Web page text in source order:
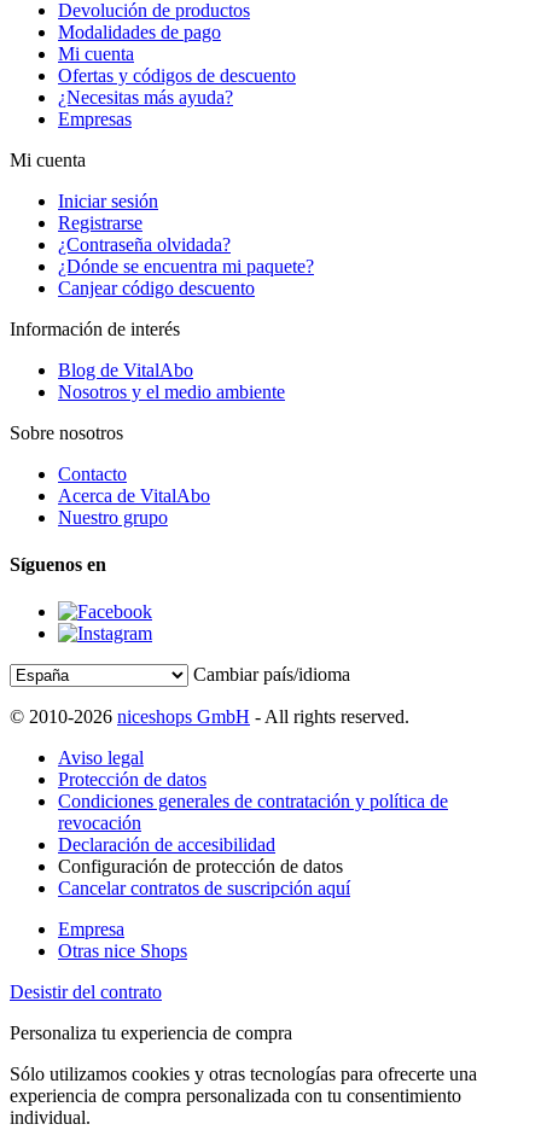
Devolución de productos
Modalidades de pago
Mi cuenta
Ofertas y códigos de descuento
¿Necesitas más ayuda?
Empresas
Mi cuenta
Iniciar sesión
Registrarse
¿Contraseña olvidada?
¿Dónde se encuentra mi paquete?
Canjear código descuento
Información de interés
Blog de VitalAbo
Nosotros y el medio ambiente
Sobre nosotros
Contacto
Acerca de VitalAbo
Nuestro grupo
Síguenos en
Cambiar país/idioma
© 2010-2026 niceshops GmbH - All rights reserved.
Aviso legal
Protección de datos
Condiciones generales de contratación y política de
revocación
Declaración de accesibilidad
Configuración de protección de datos
Cancelar contratos de suscripción aquí
Empresa
Otras nice Shops
Desistir del contrato
Personaliza tu experiencia de compra
Sólo utilizamos cookies y otras tecnologías para ofrecerte una
experiencia de compra personalizada con tu consentimiento
individual.